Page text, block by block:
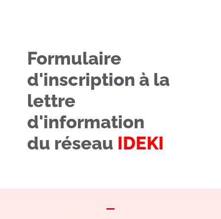
Formulaire
d'inscription à la
lettre
d'information
du réseau IDEKI